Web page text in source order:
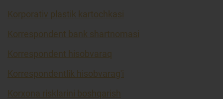
Korporativ plastik kartochkasi
Korrespondent bank shartnomasi
Korrespondent hisobvaraq
Korrespondentlik hisobvarag'i
Korxona risklarini boshqarish